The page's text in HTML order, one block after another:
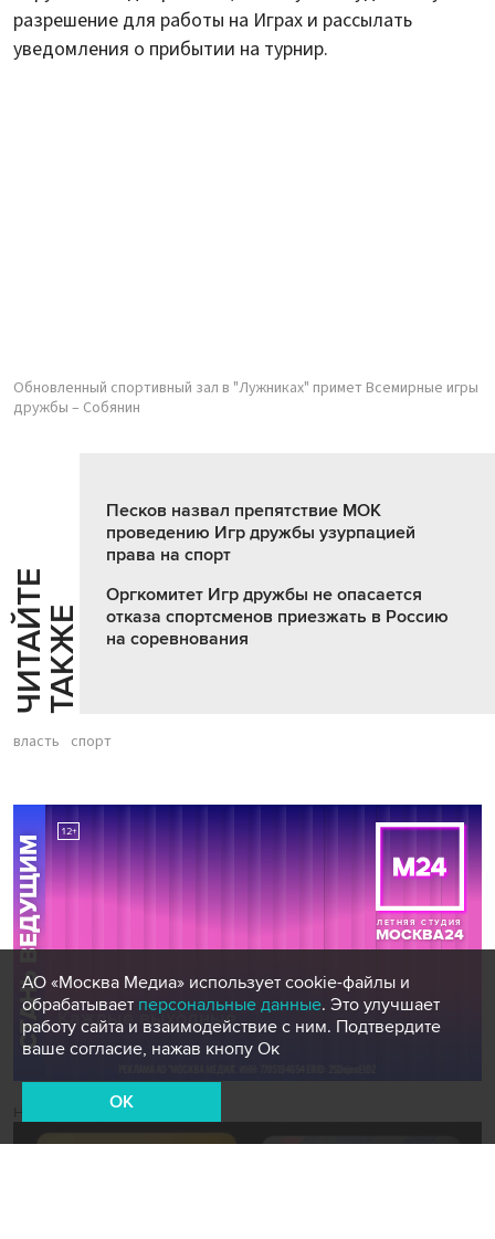
разрешение для работы на Играх и рассылать
уведомления о прибытии на турнир.
Обновленный спортивный зал в "Лужниках" примет Всемирные игры
дружбы – Собянин
Ч
И
Т
АЙ
Т
Е
Т
А
К
ЖЕ
Песков назвал препятствие МОК
проведению Игр дружбы узурпацией
права на спорт
Оргкомитет Игр дружбы не опасается
отказа спортсменов приезжать в Россию
на соревнования
власть спорт
Новости СМИ2
АО «Москва Медиа» использует cookie-файлы и
обрабатывает персональные данные. Это улучшает
работу сайта и взаимодействие с ним. Подтвердите
ваше согласие, нажав кнопу Ок
OK